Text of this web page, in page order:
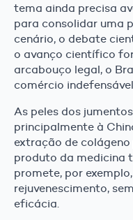
tema ainda precisa
para consolidar uma
cenário, o debate
o avanço científico
arcabouço legal, o
comércio
As peles dos
principalmente à
extração de
produto da medicina
promete, por
rejuvenescimento,
eficácia.